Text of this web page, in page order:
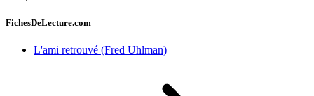
FichesDeLecture.com
L'ami retrouvé (Fred Uhlman)